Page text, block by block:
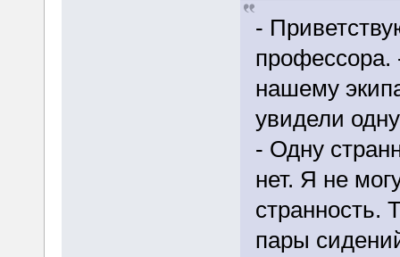
-
профессора.
нашему
увидели
- Одну
нет. Я не
странность.
пары